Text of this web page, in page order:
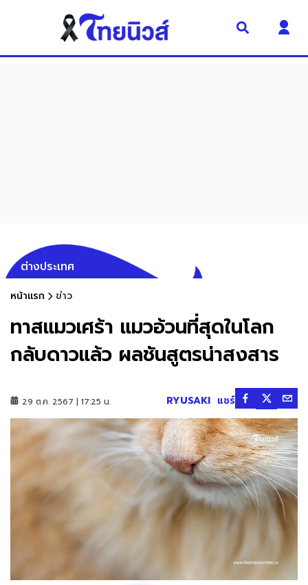
ต่างประเทศ
หน้าแรก ข่าว
ทาสแมวเศร้า แมวอ้วนที่สุดในโลก
กลับดาวแล้ว ผลชันสูตรน่าสงสาร
29 ต.ค. 2567 | 17:25 น. RYUSAKI แชร์